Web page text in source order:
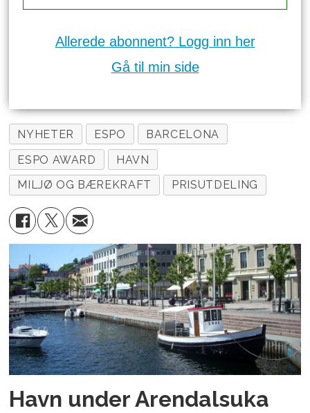
Allerede abonnent? Logg inn her
Gå til min side
NYHETER ESPO
BARCELONA
ESPO AWARD
HAVN
MILJØ OG BÆREKRAFT
PRISUTDELING
Havn under Arendalsuka